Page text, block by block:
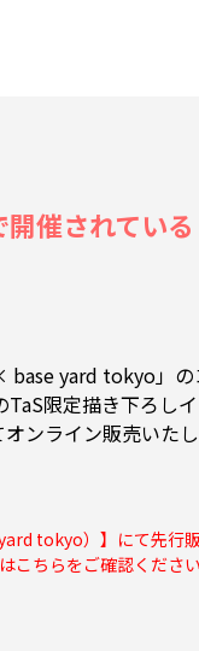
されている
yard tokyo」の
TaS限定描き下ろ
ンライン販売いたし
tokyo）】にて先行販
こちらをご確認ください